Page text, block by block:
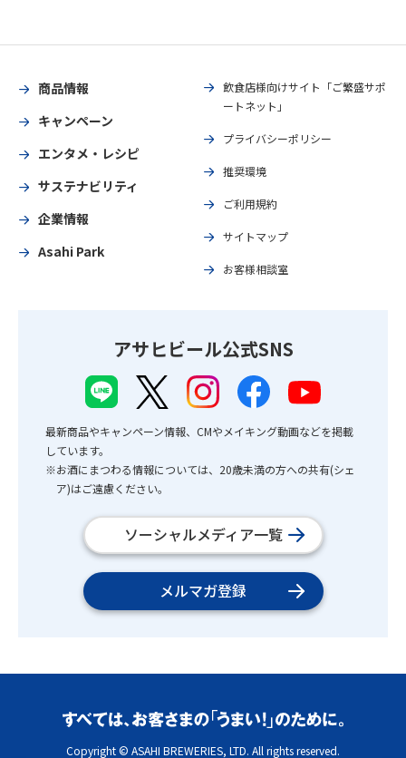
商品情報
キャンペーン
エンタメ・レシピ
サステナビリティ
企業情報
Asahi Park
飲食店様向けサイト「ご繁盛サポ
ートネット」
プライバシーポリシー
推奨環境
ご利用規約
サイトマップ
お客様相談室
アサヒビール公式SNS
最新商品やキャンペーン情報、CMやメイキング動画などを掲載
しています。
※お酒にまつわる情報については、20歳未満の方への共有(シェ
ア)はご遠慮ください。
ソーシャルメディア一覧
メルマガ登録
Copyright © ASAHI BREWERIES, LTD. All rights reserved.